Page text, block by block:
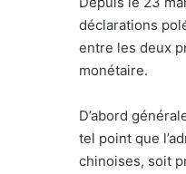
u
r
r
l
déclarations
entre les deux
monétaire.
D’abord
tel point que
chinoises, soit